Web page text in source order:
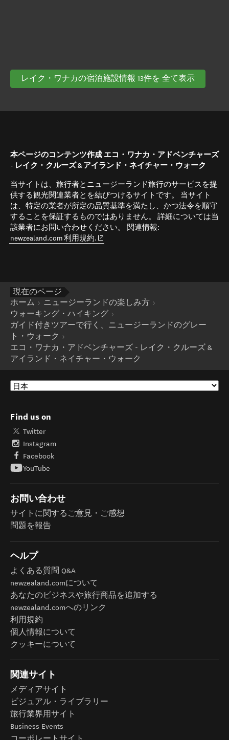
レイク・ワナカの宿泊施設情報 13件を 全て表示
本ページのコンテンツ作成 エコ・ワナカ・アドベンチャーズ
- レイク・クルーズ & アイランド・ネイチャー・ウォーク
当サイトは、旅行者とニュージーランド旅行のサービスを提
供する観光関連業者とを結びつけるサイトです。 当サイト
は、特定の業者が所定の品質基準を満たし、かつ法令を順守
することを保証するものではありません。 詳細については当
該業者にお問い合わせください。 関連情報:
newzealand.com 利用規約. (opens in new window)
現在のページ
ホーム
ニュージーランドの楽しみ方
ウォーキング・ハイキング
ガイド付きツアーで行く、ニュージーランドのグレー
ト・ウォーク
エコ・ワナカ・アドベンチャーズ - レイク・クルーズ &
アイランド・ネイチャー・ウォーク
Find us on
Twitter
Instagram
Facebook
YouTube
お問い合わせ
サイトに関するご意見・ご感想
問題を報告
ヘルプ
よくある質問 Q&A
newzealand.comについて
あなたのビジネスや旅行商品を追加する
newzealand.comへのリンク
利用規約
個人情報について
クッキーについて
関連サイト
メディアサイト
ビジュアル・ライブラリー
旅行業界用サイト
Business Events